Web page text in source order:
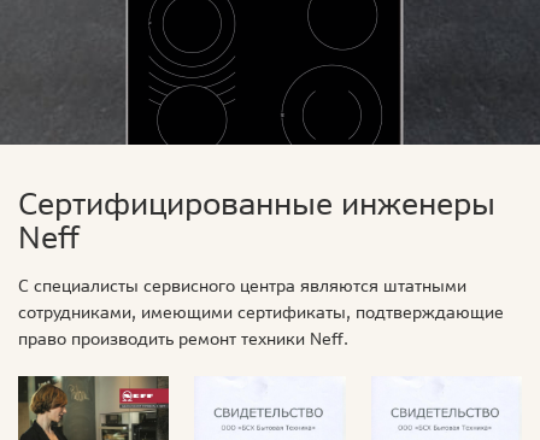
Сертифицированные инженеры
Neff
С специалисты сервисного центра являются штатными
сотрудниками, имеющими сертификаты, подтверждающие
право производить ремонт техники Neff.